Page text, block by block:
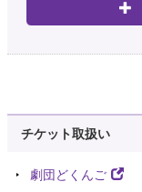
チケット取扱い
劇団どくんご